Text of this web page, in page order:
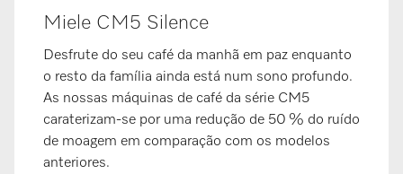
Miele CM5 Silence
Desfrute do seu café da manhã em paz enquanto
o resto da família ainda está num sono profundo.
As nossas máquinas de café da série CM5
caraterizam-se por uma redução de 50 % do ruído
de moagem em comparação com os modelos
anteriores.